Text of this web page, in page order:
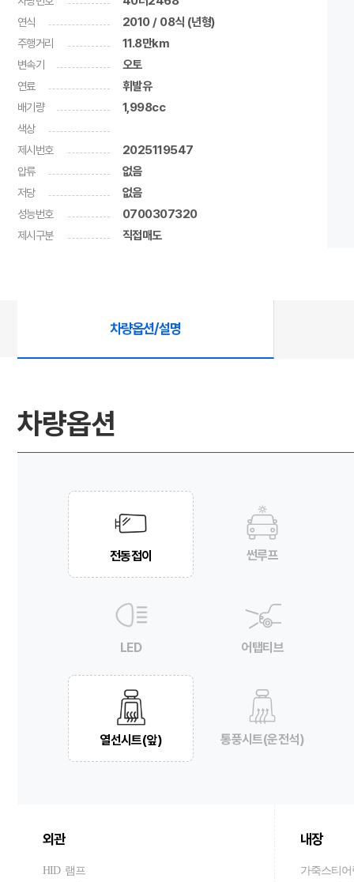
연식 2010 / 08식 (년형)
주행거리 11.8만km
변속기 오토
연료 휘발유
배기량 1,998cc
색상
제시번호
2025119547
압류 없음
저당 없음
성능번호 0700307320
제시구분 직접매도
차량옵션/설명
차량옵션
전동접이 썬루프
LED 어탭티브
열선시트(앞) 통풍시트(운전석)
외관
HID 램프
내장
가죽스티어